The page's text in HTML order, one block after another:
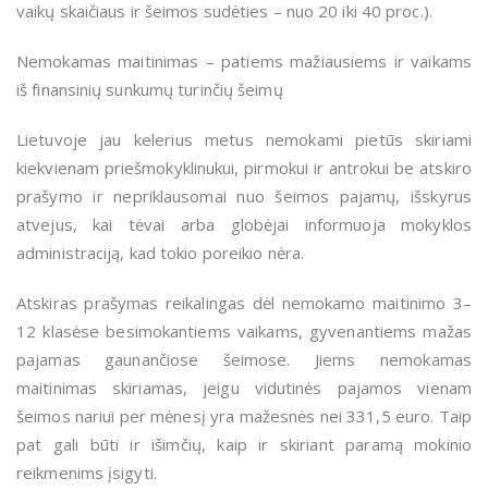
vaikų skaičiaus ir šeimos sudėties – nuo 20 iki 40 proc.).
Nemokamas maitinimas – patiems mažiausiems ir vaikams
iš finansinių sunkumų turinčių šeimų
Lietuvoje jau kelerius metus nemokami pietūs skiriami
kiekvienam priešmokyklinukui, pirmokui ir antrokui be atskiro
prašymo ir nepriklausomai nuo šeimos pajamų, išskyrus
atvejus, kai tėvai arba globėjai informuoja mokyklos
administraciją, kad tokio poreikio nėra.
Atskiras prašymas reikalingas dėl nemokamo maitinimo 3–
12 klasėse besimokantiems vaikams, gyvenantiems mažas
pajamas gaunančiose šeimose. Jiems nemokamas
maitinimas skiriamas, jeigu vidutinės pajamos vienam
šeimos nariui per mėnesį yra mažesnės nei 331,5 euro. Taip
pat gali būti ir išimčių, kaip ir skiriant paramą mokinio
reikmenims įsigyti.